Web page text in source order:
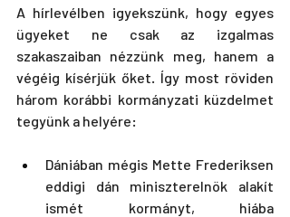
A hírlevélben igyekszünk, hogy egyes
ügyeket ne csak az izgalmas
szakaszaiban nézzünk meg, hanem a
végéig kísérjük őket. Így most röviden
három korábbi kormányzati küzdelmet
tegyünk a helyére:
Dániában mégis Mette Frederiksen
eddigi dán miniszterelnök alakít
ismét kormányt, hiába